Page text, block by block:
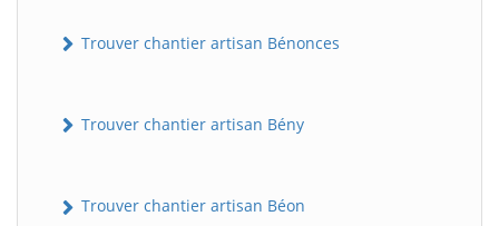
Trouver chantier artisan Bénonces
Trouver chantier artisan Bény
Trouver chantier artisan Béon